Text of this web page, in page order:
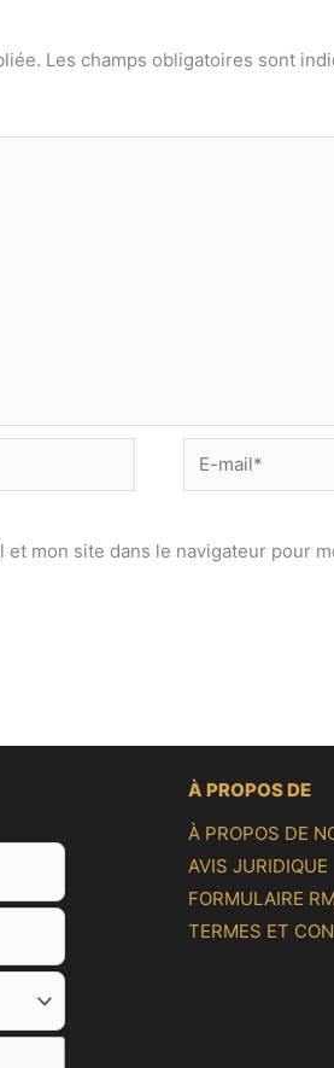
Les champs obligatoires sont
E-
mail*
mon site dans le navigateur pour
À PROPOS DE
À PROPOS DE
AVIS JURIDIQUE
FORMULAIRE
TERMES ET